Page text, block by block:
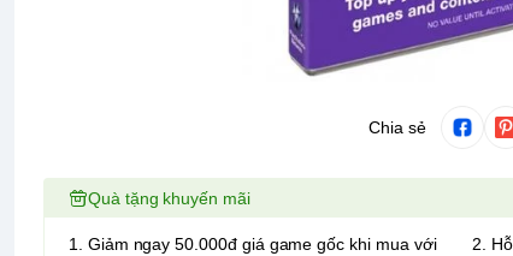
Chia sẻ
Quà tặng khuyến mãi
1. Giảm ngay 50.000đ giá game gốc khi mua với
2.